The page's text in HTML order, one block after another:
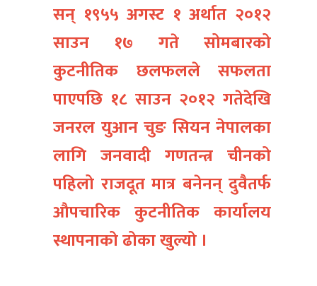
सन् १९५५ अगस्ट १ अर्थात २०१२
साउन १७ गते सोमबारको
कुटनीतिक छलफलले सफलता
पाएपछि १८ साउन २०१२ गतेदेखि
जनरल युआन चुङ सियन नेपालका
लागि जनवादी गणतन्त्र चीनको
पहिलो राजदूत मात्र बनेनन् दुवैतर्फ
औपचारिक कुटनीतिक कार्यालय
स्थापनाको ढोका खुल्यो ।